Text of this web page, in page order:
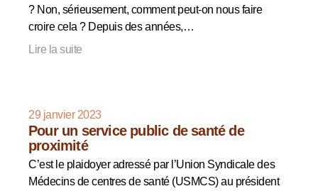
? Non, sérieusement, comment peut-on nous faire
croire cela ? Depuis des années,…
Lire la suite
29 janvier 2023
Pour un service public de santé de
proximité
C’est le plaidoyer adressé par l’Union Syndicale des
Médecins de centres de santé (USMCS) au président